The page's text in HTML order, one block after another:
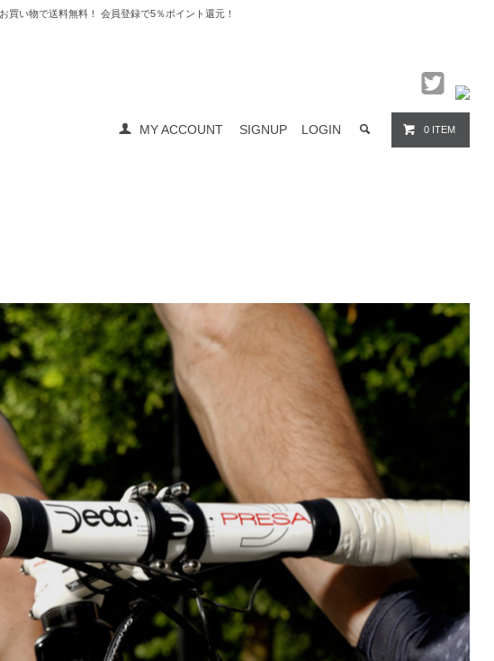
い物で送料無料！ 会員登録で5％ポイント還元！
MY ACCOUNT SIGNUP LOGIN 0 ITEM